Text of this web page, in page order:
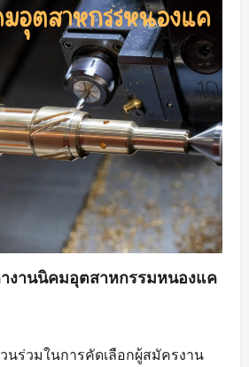
รม
งานนิคมอุตสาหกรรมหนองแค
นร่วมในการคัดเลือกผู้สมัครงาน